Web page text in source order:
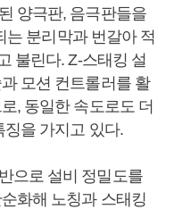
양극판, 음극판들을
는 분리막과 번갈아 적
불린다. Z-스태킹 설
모션 컨트롤러를 활
, 동일한 속도로도 더
을 가지고 있다.
으로 설비 정밀도를
화해 노칭과 스태킹